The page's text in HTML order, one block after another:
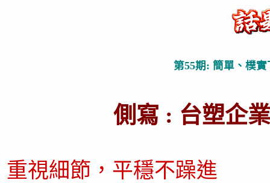
第55期: 簡單、樸
側寫 : 台塑企
重視細節，平穩不躁進